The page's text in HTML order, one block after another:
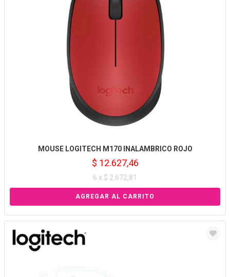
MOUSE LOGITECH M170 INALAMBRICO ROJO
$ 12.627,46
6 x $ 2.672,81